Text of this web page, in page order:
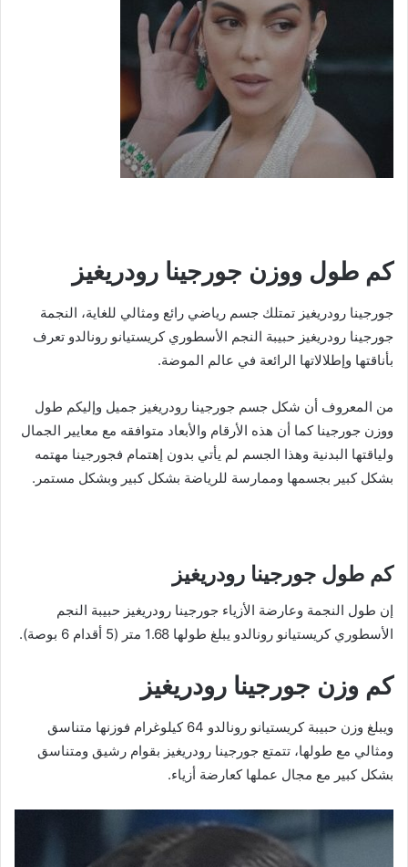
كم طول ووزن جورجينا رودريغيز
جورجينا رودريغيز تمتلك جسم رياضي رائع ومثالي للغاية، النجمة
جورجينا رودريغيز حبيبة النجم الأسطوري كريستيانو رونالدو تعرف
بأناقتها وإطلالاتها الرائعة في عالم الموضة.
من المعروف أن شكل جسم جورجينا رودريغيز جميل وإليكم طول
ووزن جورجينا كما أن هذه الأرقام والأبعاد متوافقه مع معايير الجمال
ولياقتها البدنية وهذا الجسم لم يأتي بدون إهتمام فجورجينا مهتمه
بشكل كبير بجسمها وممارسة للرياضة بشكل كبير وبشكل مستمر.
كم طول جورجينا رودريغيز
إن طول النجمة وعارضة الأزياء جورجينا رودريغيز حبيبة النجم
الأسطوري كريستيانو رونالدو يبلغ طولها 1.68 متر (5 أقدام 6 بوصة).
كم وزن جورجينا رودريغيز
ويبلغ وزن حبيبة كريستيانو رونالدو 64 كيلوغرام فوزنها متناسق
ومثالي مع طولها، تتمتع جورجينا رودريغيز بقوام رشيق ومتناسق
بشكل كبير مع مجال عملها كعارضة أزياء.